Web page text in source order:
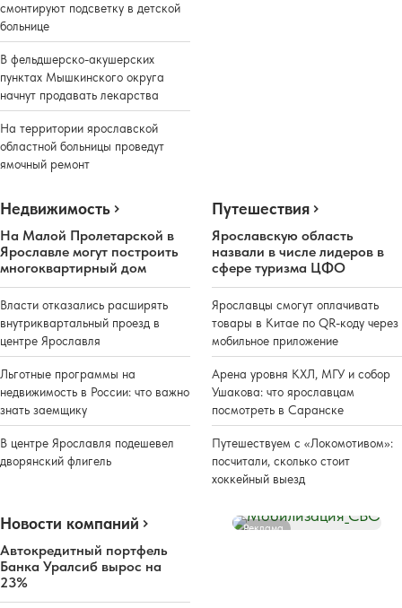
смонтируют подсветку в детской
больнице
В фельдшерско-акушерских
пунктах Мышкинского округа
начнут продавать лекарства
На территории ярославской
областной больницы проведут
ямочный ремонт
Недвижимость
На Малой Пролетарской в
Ярославле могут построить
многоквартирный дом
Власти отказались расширять
внутриквартальный проезд в
центре Ярославля
Льготные программы на
недвижимость в России: что важно
знать заемщику
В центре Ярославля подешевел
дворянский флигель
Путешествия
Ярославскую область
назвали в числе лидеров в
сфере туризма ЦФО
Ярославцы смогут оплачивать
товары в Китае по QR-коду через
мобильное приложение
Арена уровня КХЛ, МГУ и собор
Ушакова: что ярославцам
посмотреть в Саранске
Путешествуем с «Локомотивом»:
посчитали, сколько стоит
хоккейный выезд
Новости компаний
Автокредитный портфель
Банка Уралсиб вырос на
23%
Реклама